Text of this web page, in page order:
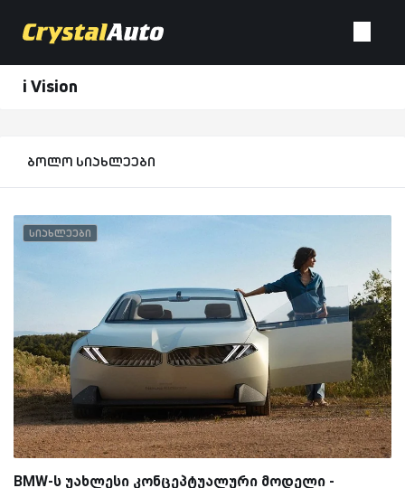
i Vision
ბოლო სიახლეები
სიახლეები
BMW-ს უახლესი კონცეპტუალური მოდელი -